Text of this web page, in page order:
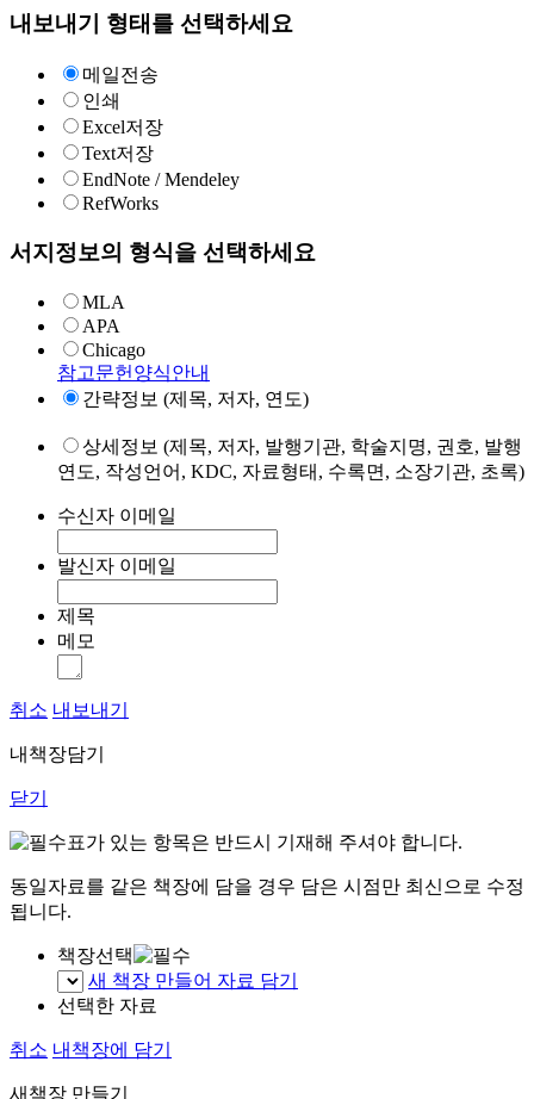
내보내기 형태를 선택하세요
메일전송
인쇄
Excel저장
Text저장
EndNote / Mendeley
RefWorks
서지정보의 형식을 선택하세요
MLA
APA
Chicago
참고문헌양식안내
간략정보 (제목, 저자, 연도)
상세정보 (제목, 저자, 발행기관, 학술지명, 권호, 발행
연도, 작성언어, KDC, 자료형태, 수록면, 소장기관, 초록)
수신자 이메일
발신자 이메일
제목
메모
취소 내보내기
내책장담기
닫기
표가 있는 항목은 반드시 기재해 주셔야 합니다.
동일자료를 같은 책장에 담을 경우 담은 시점만 최신으로 수정
됩니다.
책장선택
새 책장 만들어 자료 담기
선택한 자료
취소 내책장에 담기
새책장 만들기